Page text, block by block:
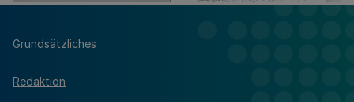
Grundsätzliches
Redaktion